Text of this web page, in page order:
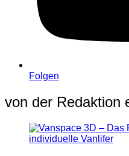
Folgen
von der Redaktion